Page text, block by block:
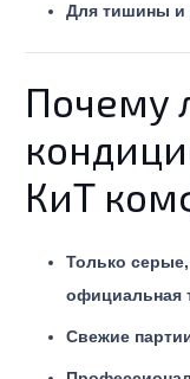
Для тишины и
Почему
КиТ
Только
официальная
Свежие